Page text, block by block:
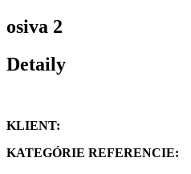
osiva 2
Detaily
KLIENT:
KATEGÓRIE REFERENCIE: